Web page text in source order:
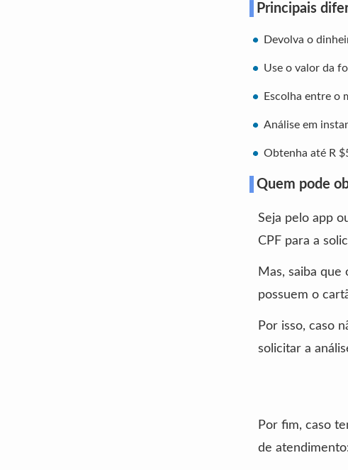
Principais
Devolva o
Use o valor da
Escolha entre o
Análise em
Obtenha até R
Quem pode
Seja pelo app
CPF para a
Mas, saiba
possuem o
Por isso, caso
solicitar a
Por fim, caso
de